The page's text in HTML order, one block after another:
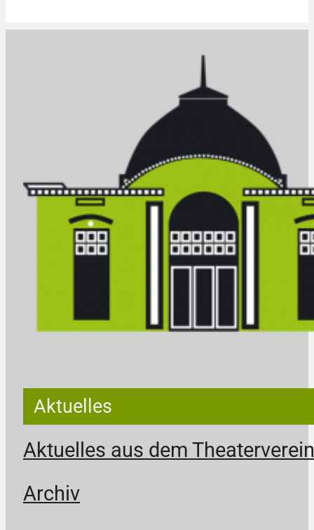
Aktuelles
Aktuelles aus dem Theaterverein
Archiv